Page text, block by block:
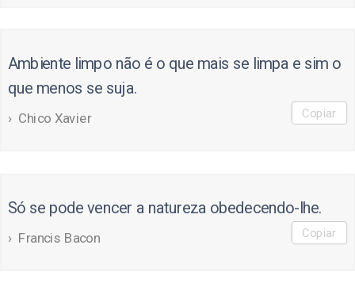
Ambiente limpo não é o que mais se limpa e sim o
que menos se suja.
Chico Xavier Copiar
Só se pode vencer a natureza obedecendo-lhe.
Francis Bacon Copiar